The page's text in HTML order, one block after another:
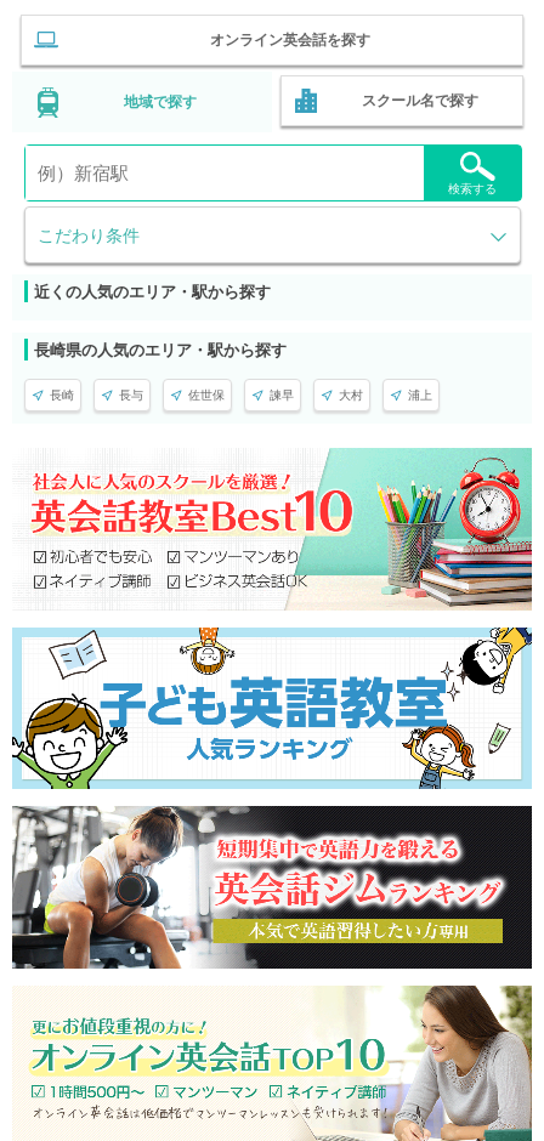
オンライン英会話を探す
地域で探す スクール名で探す
こだわり条件
検索する
近くの人気のエリア・駅から探す
長崎県の人気のエリア・駅から探す
長崎 長与 佐世保 諫早 大村 浦上